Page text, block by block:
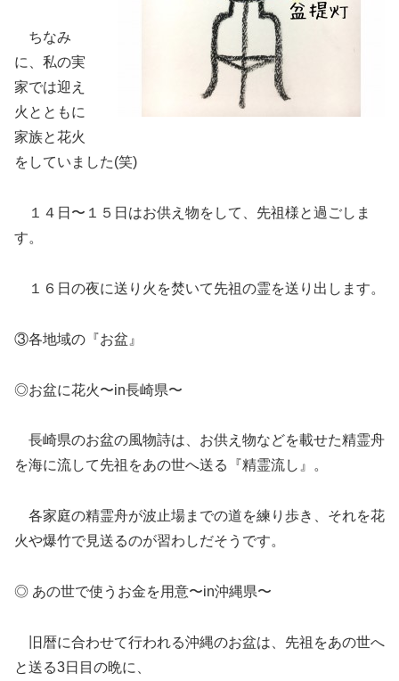
ちなみ
に、私の実
家では迎え
火とともに
家族と花火
をしていました(笑)
１４日〜１５日はお供え物をして、先祖様と過ごしま
す。
１６日の夜に送り火を焚いて先祖の霊を送り出します。
③各地域の『お盆』
◎お盆に花火〜in長崎県〜
長崎県のお盆の風物詩は、お供え物などを載せた精霊舟
を海に流して先祖をあの世へ送る『精霊流し』。
各家庭の精霊舟が波止場までの道を練り歩き、それを花
火や爆竹で見送るのが習わしだそうです。
◎ あの世で使うお金を用意〜in沖縄県〜
旧暦に合わせて行われる沖縄のお盆は、先祖をあの世へ
と送る3日目の晩に、